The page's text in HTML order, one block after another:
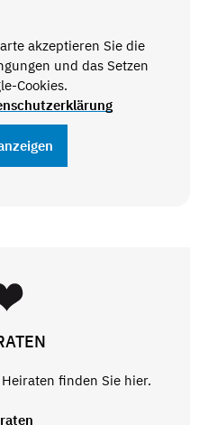
akzeptieren Sie die
und das Setzen
Cookies.
finden Sie hier.